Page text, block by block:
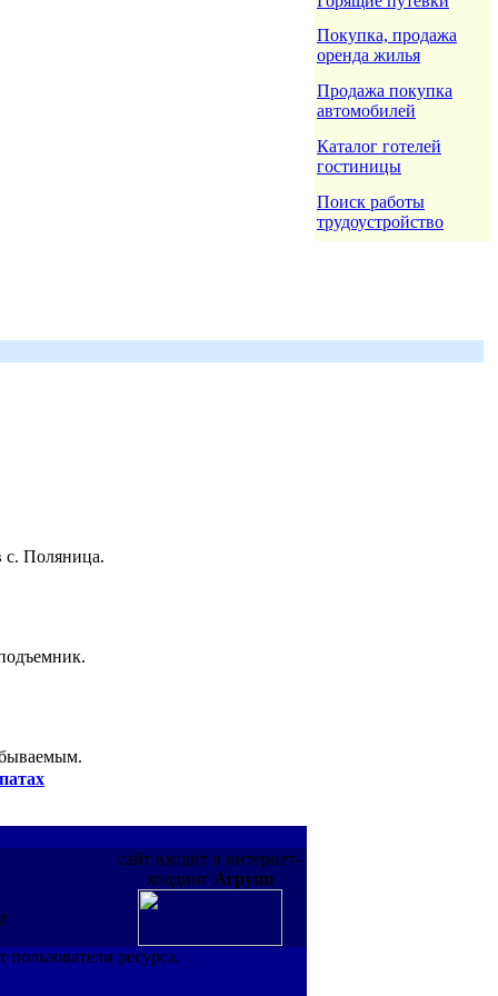
Покупка, продажа
оренда жилья
Продажа покупка
автомобилей
Каталог готелей
гостиницы
Поиск работы
трудоустройство
с. Поляница.
сайт входит в интернет-
холдинг Агрупп
ресурса.